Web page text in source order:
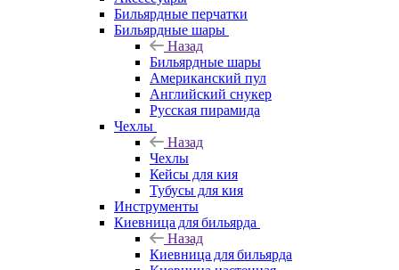
Бильярдные перчатки
Бильярдные шары
Назад
Бильярдные шары
Американский пул
Английский снукер
Русская пирамида
Чехлы
Назад
Чехлы
Кейсы для кия
Тубусы для кия
Инструменты
Киевница для бильярда
Назад
Киевница для бильярда